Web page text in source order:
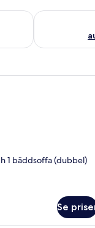
aug. 8 - aug. 9
Kontrollera
inre utrymme i
1 bäddsoffa (dubbel)
Se